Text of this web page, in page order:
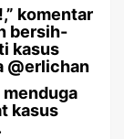
komentar
bersih-
kasus
@erlichan
menduga
kasus